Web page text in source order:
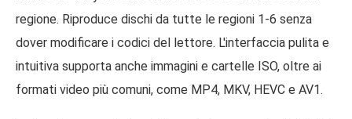
regione. Riproduce dischi da tutte le regioni 1-6 senza
dover modificare i codici del lettore. L'interfaccia pulita e
intuitiva supporta anche immagini e cartelle ISO, oltre ai
formati video più comuni, come MP4, MKV, HEVC e AV1.